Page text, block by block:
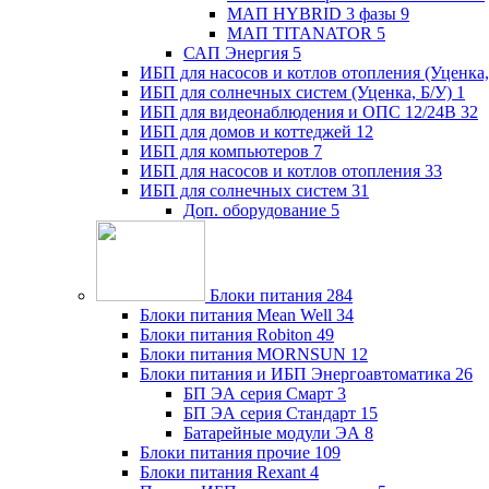
МАП HYBRID 3 фазы 9
МАП TITANATOR 5
САП Энергия 5
ИБП для насосов и котлов отопления
ИБП для солнечных систем (Уценка, Б/У) 1
ИБП для видеонаблюдения и ОПС 12/24В 32
ИБП для домов и коттеджей 12
ИБП для компьютеров 7
ИБП для насосов и котлов отопления 33
ИБП для солнечных систем 31
Доп. оборудование 5
Блоки питания 284
Блоки питания Mean Well 34
Блоки питания Robiton 49
Блоки питания MORNSUN 12
Блоки питания и ИБП Энергоавтоматика 26
БП ЭА серия Смарт 3
БП ЭА серия Стандарт 15
Батарейные модули ЭА 8
Блоки питания прочие 109
Блоки питания Rexant 4